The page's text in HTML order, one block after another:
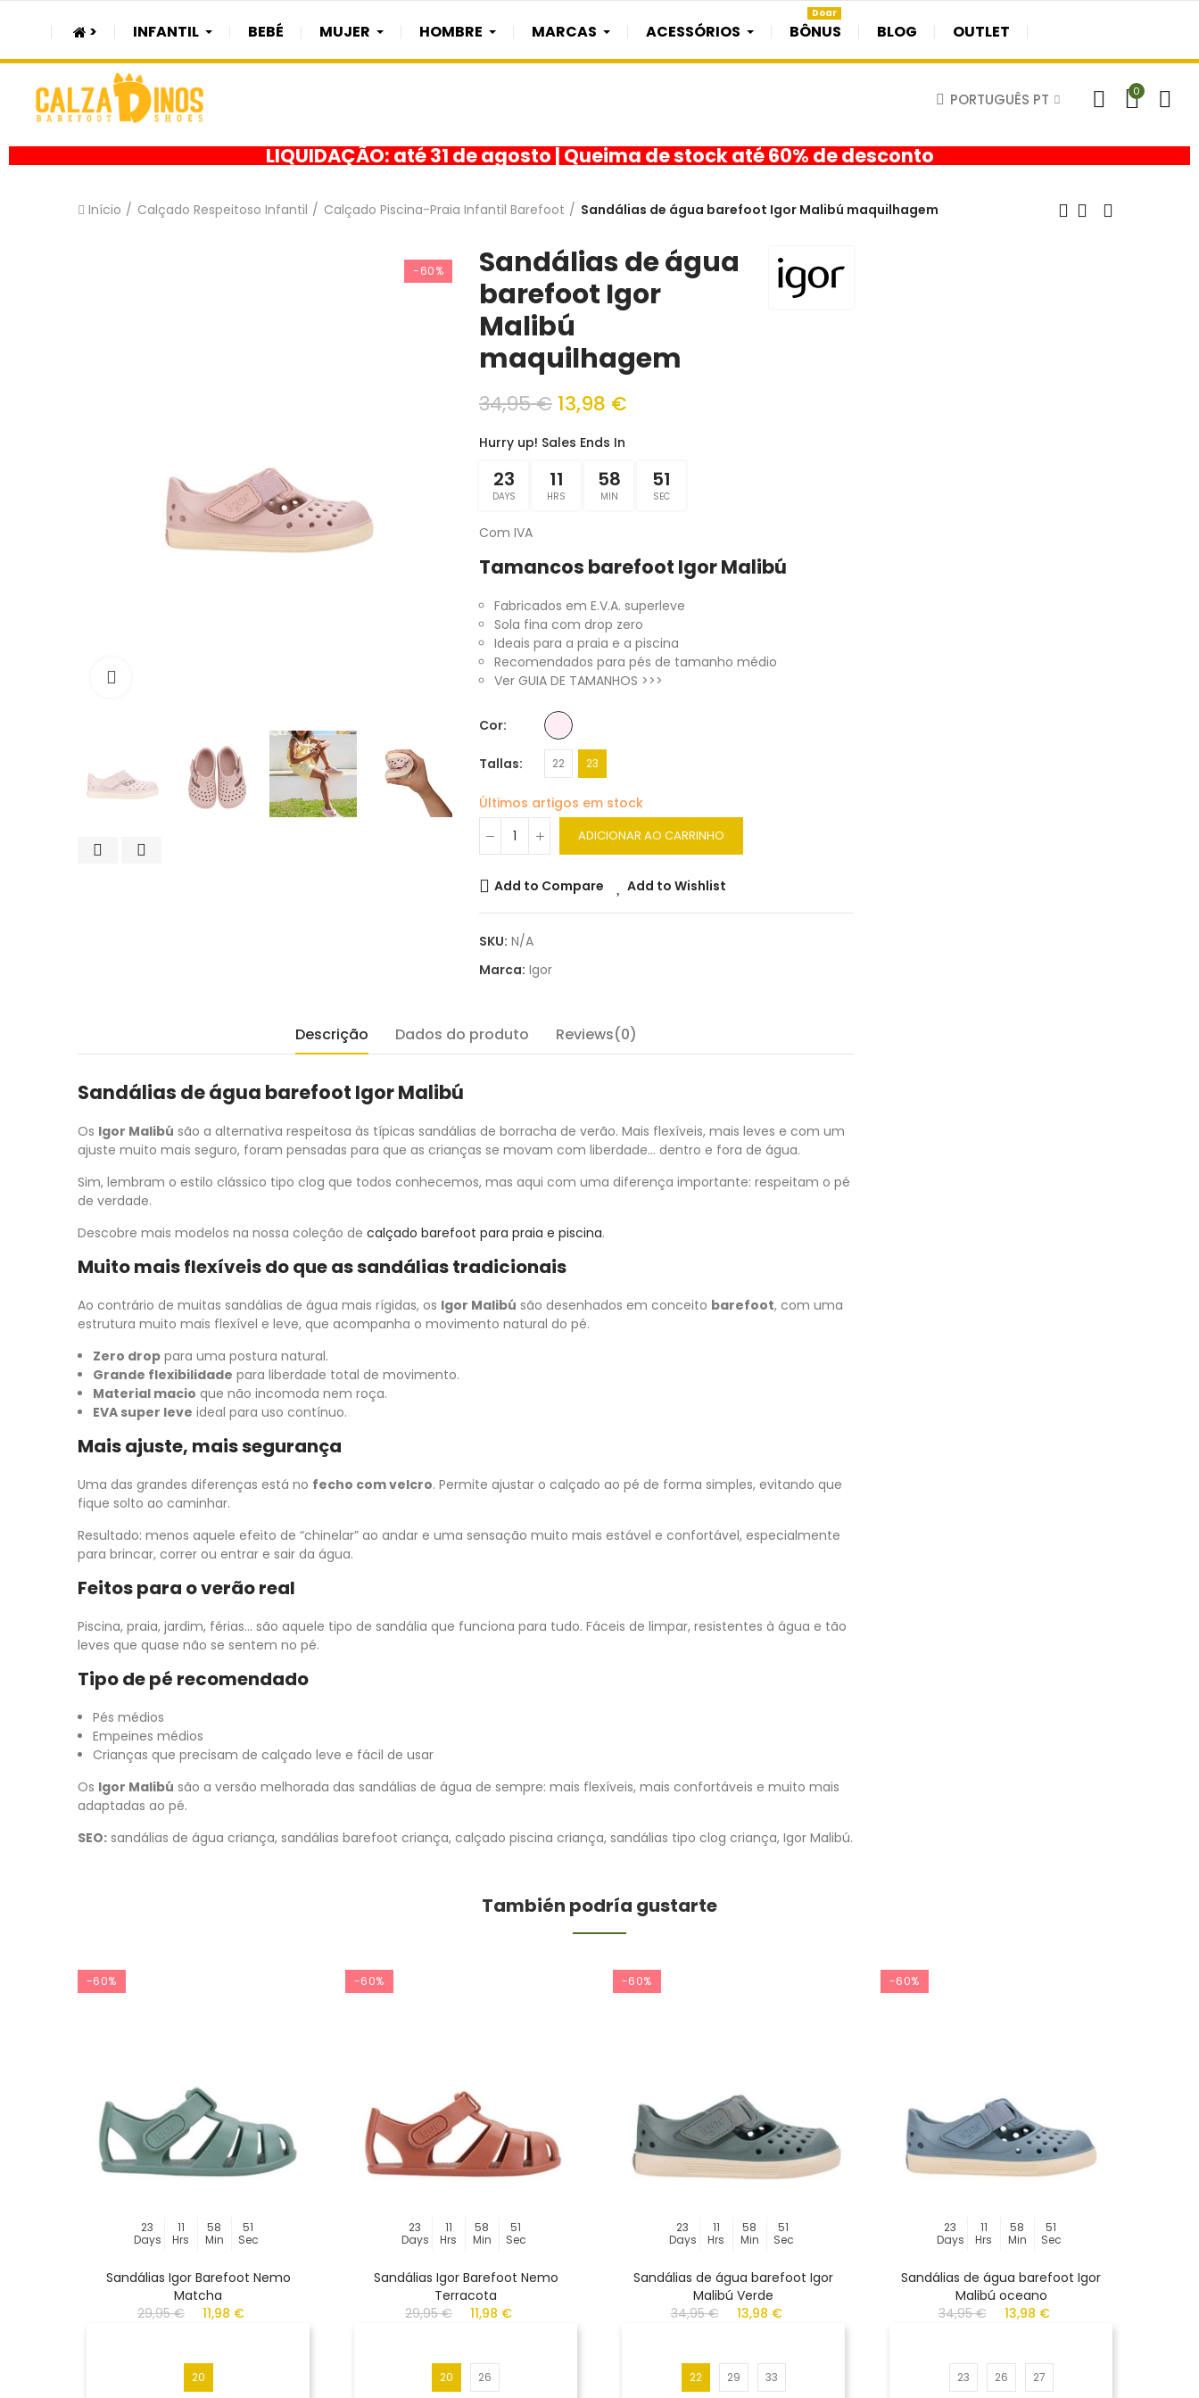
> INFANTIL BEBÉ MUJER HOMBRE MARCAS ACESSÓRIOS BÔNUS
Doar
BLOG OUTLET
PORTUGUÊS PT 0
LIQUIDAÇÃO: até 31 de agosto | Queima de stock até 60% de desconto
Início Calçado Respeitoso Infantil Calçado Piscina-Praia Infantil Barefoot Sandálias de água barefoot Igor Malibú maquilhagem
-60%
Sandálias de água
barefoot Igor
Malibú
maquilhagem
34,95 € 13,98 €
Hurry up! Sales Ends In
23
DAYS
11
HRS
58
MIN
51
SEC
Com IVA
Tamancos barefoot Igor Malibú
Fabricados em E.V.A. superleve
Sola fina com drop zero
Ideais para a praia e a piscina
Recomendados para pés de tamanho médio
Ver GUIA DE TAMANHOS >>>
Cor
Tallas 22 23
Últimos artigos em stock
ADICIONAR AO CARRINHO
Add to Compare Add to Wishlist
SKU: N/A
Marca: Igor
Descrição Dados do produto Reviews(0)
Sandálias de água barefoot Igor Malibú
Os Igor Malibú são a alternativa respeitosa às típicas sandálias de borracha de verão. Mais flexíveis, mais leves e com um
ajuste muito mais seguro, foram pensadas para que as crianças se movam com liberdade… dentro e fora de água.
Sim, lembram o estilo clássico tipo clog que todos conhecemos, mas aqui com uma diferença importante: respeitam o pé
de verdade.
Descobre mais modelos na nossa coleção de calçado barefoot para praia e piscina.
Muito mais flexíveis do que as sandálias tradicionais
Ao contrário de muitas sandálias de água mais rígidas, os Igor Malibú são desenhados em conceito barefoot, com uma
estrutura muito mais flexível e leve, que acompanha o movimento natural do pé.
Zero drop para uma postura natural.
Grande flexibilidade para liberdade total de movimento.
Material macio que não incomoda nem roça.
EVA super leve ideal para uso contínuo.
Mais ajuste, mais segurança
Uma das grandes diferenças está no fecho com velcro. Permite ajustar o calçado ao pé de forma simples, evitando que
fique solto ao caminhar.
Resultado: menos aquele efeito de “chinelar” ao andar e uma sensação muito mais estável e confortável, especialmente
para brincar, correr ou entrar e sair da água.
Feitos para o verão real
Piscina, praia, jardim, férias… são aquele tipo de sandália que funciona para tudo. Fáceis de limpar, resistentes à água e tão
leves que quase não se sentem no pé.
Tipo de pé recomendado
Pés médios
Empeines médios
Crianças que precisam de calçado leve e fácil de usar
Os Igor Malibú são a versão melhorada das sandálias de água de sempre: mais flexíveis, mais confortáveis e muito mais
adaptadas ao pé.
SEO: sandálias de água criança, sandálias barefoot criança, calçado piscina criança, sandálias tipo clog criança, Igor Malibú.
También podría gustarte
-60%
23
Days
11
Hrs
58
Min
51
Sec
Sandálias Igor Barefoot Nemo
Matcha
29,95 €
11,98 €
20
-60%
23
Days
11
Hrs
58
Min
51
Sec
Sandálias Igor Barefoot Nemo
Terracota
29,95 €
11,98 €
20 26
-60%
23
Days
11
Hrs
58
Min
51
Sec
Sandálias de água barefoot Igor
Malibú Verde
34,95 €
13,98 €
22 29 33
-60%
23
Days
11
Hrs
58
Min
51
Sec
Sandálias de água barefoot Igor
Malibú oceano
34,95 €
13,98 €
23 26 27